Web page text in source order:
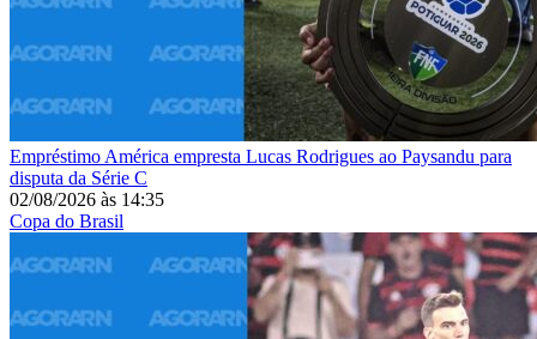
Empréstimo América empresta Lucas Rodrigues ao Paysandu para
disputa da Série C
02/08/2026 às 14:35
Copa do Brasil